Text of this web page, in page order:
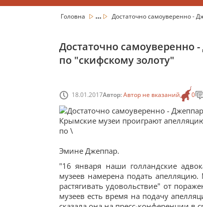
Головна ... Достаточно самоуверенно -
Достаточно
по "скифскому золоту"
18.01.2017Автор:Автор не вказаний 0
Эмине Джеппар.
"16 января наши голландские
музеев намерена подать
растягивать удовольствие" от
музеев есть время на подачу